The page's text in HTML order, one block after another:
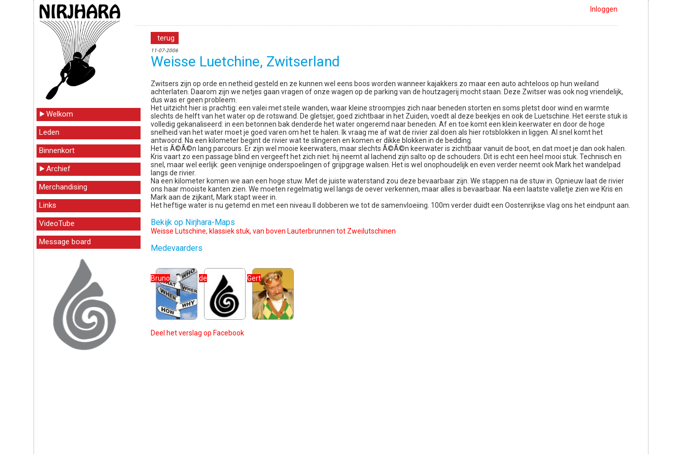
Welkom
Leden
Binnenkort
Archief
Merchandising
Links
VideoTube
Message board
Inloggen
terug
11-07-2006
Weisse Luetchine, Zwitserland
Zwitsers zijn op orde en netheid gesteld en ze kunnen wel eens boos worden wanneer kajakkers zo maar een auto achteloos op hun weiland
achterlaten. Daarom zijn we netjes gaan vragen of onze wagen op de parking van de houtzagerij mocht staan. Deze Zwitser was ook nog vriendelijk,
dus was er geen probleem.
Het uitzicht hier is prachtig: een valei met steile wanden, waar kleine stroompjes zich naar beneden storten en soms pletst door wind en warmte
slechts de helft van het water op de rotswand. De gletsjer, goed zichtbaar in het Zuiden, voedt al deze beekjes en ook de Luetschine. Het eerste stuk is
volledig gekanaliseerd: in een betonnen bak denderde het water ongeremd naar beneden. Af en toe komt een klein keerwater en door de hoge
snelheid van het water moet je goed varen om het te halen. Ik vraag me af wat de rivier zal doen als hier rotsblokken in liggen. Al snel komt het
antwoord. Na een kilometer begint de rivier wat te slingeren en komen er dikke blokken in de bedding.
Het is Ã©Ã©n lang parcours. Er zijn wel mooie keerwaters, maar slechts Ã©Ã©n keerwater is zichtbaar vanuit de boot, en dat moet je dan ook halen.
Kris vaart zo een passage blind en vergeeft het zich niet: hij neemt al lachend zijn salto op de schouders. Dit is echt een heel mooi stuk. Technisch en
snel, maar wel eerlijk: geen venijnige onderspoelingen of grijpgrage walsen. Het is wel onophoudelijk en even verder neemt ook Mark het wandelpad
langs de rivier.
Na een kilometer komen we aan een hoge stuw. Met de juiste waterstand zou deze bevaarbaar zijn. We stappen na de stuw in. Opnieuw laat de rivier
ons haar mooiste kanten zien. We moeten regelmatig wel langs de oever verkennen, maar alles is bevaarbaar. Na een laatste valletje zien we Kris en
Mark aan de zijkant, Mark stapt weer in.
Het heftige water is nu getemd en met een niveau II dobberen we tot de samenvloeiing. 100m verder duidt een Oostenrijkse vlag ons het eindpunt aan.
Bekijk op Nirjhara-Maps
Weisse Lutschine, klassiek stuk, van boven Lauterbrunnen tot Zweilutschinen
Medevaarders
Bruno de Gert
Deel het verslag op Facebook